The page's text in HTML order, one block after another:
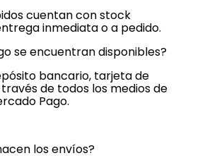
cuentan con stock
inmediata o a pedido.
se encuentran disponibles?
bancario, tarjeta de
de todos los medios de
Pago.
los envíos?